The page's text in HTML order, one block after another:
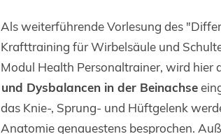
Als weiterführende Vorlesung des
Krafttraining für Wirbelsäule und
Modul Health Personaltrainer, wird hier
und Dysbalancen in der Beinachse
das Knie-, Sprung- und Hüftgelenk
Anatomie genauestens besprochen.